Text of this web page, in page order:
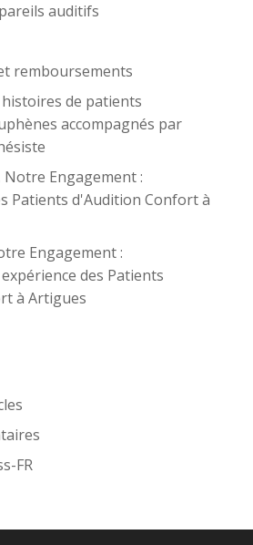
auditifs
remboursements
de patients
accompagnés par
Notre Engagement :
Patients d'Audition Confort à
Engagement :
des Patients
à Artigues
FR